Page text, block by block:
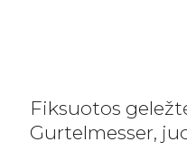
Fiksuotos
Gurtelmesser,